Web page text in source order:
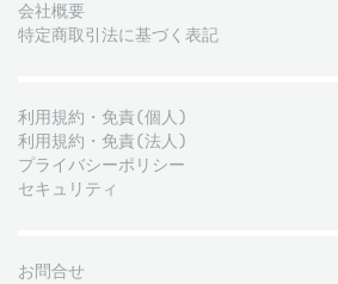
会社概要
特定商取引法に基づく表記
利用規約・免責(個人)
利用規約・免責(法人)
プライバシーポリシー
セキュリティ
お問合せ